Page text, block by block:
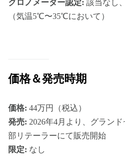
クロノメーター認定: 該当なし
（気温5℃〜35℃において）
価格＆発売時期
価格: 44万円（税込）
発売: 2026年4月より、グラン
部リテーラーにて販売開始
限定: なし